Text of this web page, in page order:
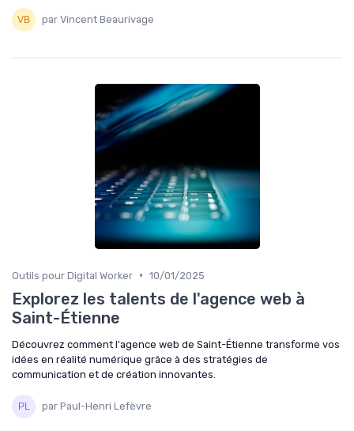
par Vincent Beaurivage
Outils pour Digital Worker • 10/01/2025
Explorez les talents de l'agence web à
Saint-Étienne
Découvrez comment l'agence web de Saint-Étienne transforme vos
idées en réalité numérique grâce à des stratégies de
communication et de création innovantes.
par Paul-Henri Lefèvre